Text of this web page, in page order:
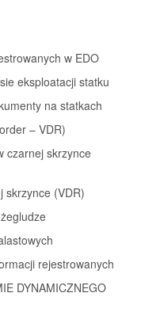
w EDO
eksploatacji statku
na statkach
– VDR)
czarnej skrzynce
skrzynce (VDR)
rejestrowanych
DYNAMICZNEGO